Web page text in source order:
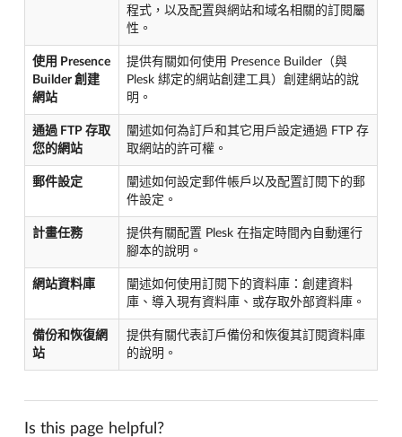
程式，以及配置與網站和域名相關的訂閱屬
性。
使用 Presence
Builder 創建
網站
提供有關如何使用 Presence Builder（與
Plesk 綁定的網站創建工具）創建網站的說
明。
通過 FTP 存取
您的網站
闡述如何為訂戶和其它用戶設定通過 FTP 存
取網站的許可權。
郵件設定
闡述如何設定郵件帳戶以及配置訂閱下的郵
件設定。
計畫任務
提供有關配置 Plesk 在指定時間內自動運行
腳本的說明。
網站資料庫
闡述如何使用訂閱下的資料庫：創建資料
庫、導入現有資料庫、或存取外部資料庫。
備份和恢復網
站
提供有關代表訂戶備份和恢復其訂閱資料庫
的說明。
Is this page helpful?